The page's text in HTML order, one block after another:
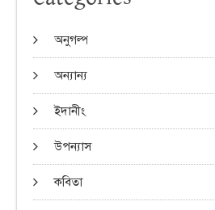
অনুগল্প
অন্যান্য
ইদানীং
উপন্যাস
কবিতা